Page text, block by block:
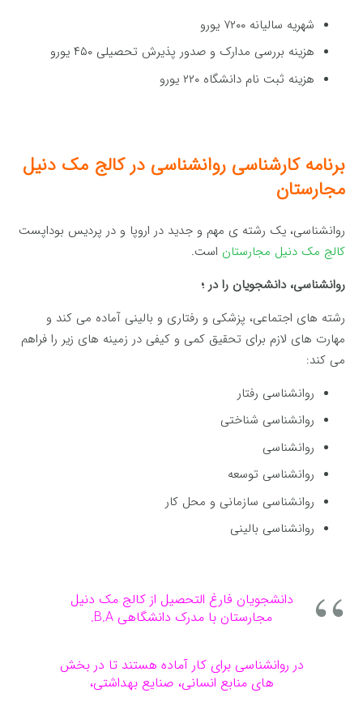
شهریه سالیانه ۷۲۰۰ یورو
هزینه بررسی مدارک و صدور پذیرش تحصیلی ۴۵۰ یورو
هزینه ثبت نام دانشگاه ۲۲۰ یورو
برنامه کارشناسی روانشناسی در کالج مک دنیل
مجارستان
روانشناسی، یک رشته ی مهم و جدید در اروپا و در پردیس بوداپست
کالج مک دنیل مجارستان است.
روانشناسی، دانشجویان را در ؛
رشته های اجتماعی، پزشکی و رفتاری و بالینی آماده می کند و
مهارت های لازم برای تحقیق کمی و کیفی در زمینه های زیر را فراهم
می کند:
روانشناسی رفتار
روانشناسی شناختی
روانشناسی
روانشناسی توسعه
روانشناسی سازمانی و محل کار
روانشناسی بالینی
دانشجویان فارغ التحصیل از کالج مک دنیل
مجارستان با مدرک دانشگاهی B.A.
در روانشناسی برای کار آماده هستند تا در بخش
های منابع انسانی، صنایع بهداشتی،